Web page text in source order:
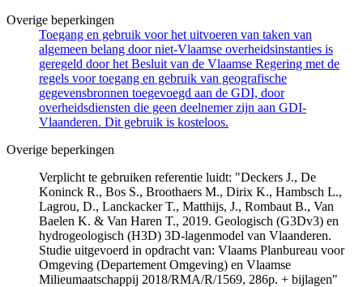
Overige beperkingen
Toegang en gebruik voor het uitvoeren van taken van
algemeen belang door niet-Vlaamse overheidsinstanties is
geregeld door het Besluit van de Vlaamse Regering met de
regels voor toegang en gebruik van geografische
gegevensbronnen toegevoegd aan de GDI, door
overheidsdiensten die geen deelnemer zijn aan GDI-
Vlaanderen. Dit gebruik is kosteloos.
Overige beperkingen
Verplicht te gebruiken referentie luidt: "Deckers J., De
Koninck R., Bos S., Broothaers M., Dirix K., Hambsch L.,
Lagrou, D., Lanckacker T., Matthijs, J., Rombaut B., Van
Baelen K. & Van Haren T., 2019. Geologisch (G3Dv3) en
hydrogeologisch (H3D) 3D-lagenmodel van Vlaanderen.
Studie uitgevoerd in opdracht van: Vlaams Planbureau voor
Omgeving (Departement Omgeving) en Vlaamse
Milieumaatschappij 2018/RMA/R/1569, 286p. + bijlagen"